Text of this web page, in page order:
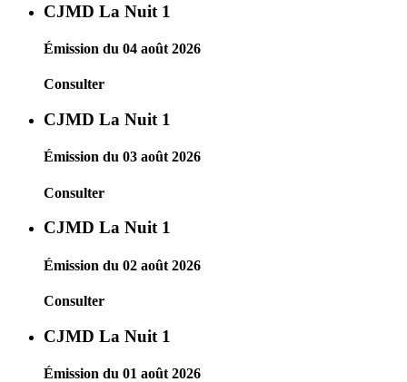
CJMD La Nuit 1
Émission du 04 août 2026
Consulter
CJMD La Nuit 1
Émission du 03 août 2026
Consulter
CJMD La Nuit 1
Émission du 02 août 2026
Consulter
CJMD La Nuit 1
Émission du 01 août 2026